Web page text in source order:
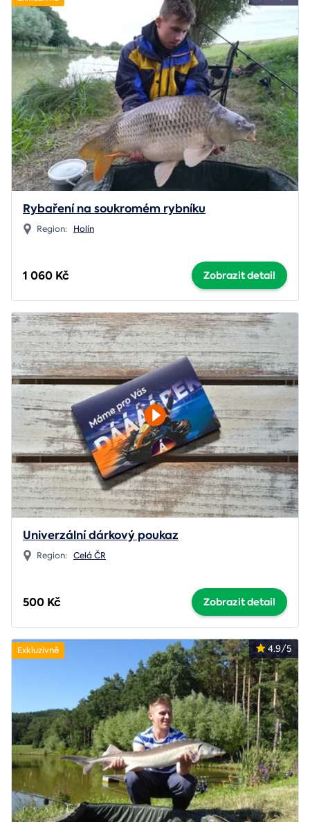
Rybaření na soukromém rybníku
Region: Holín
1 060 Kč Zobrazit detail
Univerzální dárkový poukaz
Region: Celá ČR
500 Kč Zobrazit detail
4.9/5
Exkluzivně